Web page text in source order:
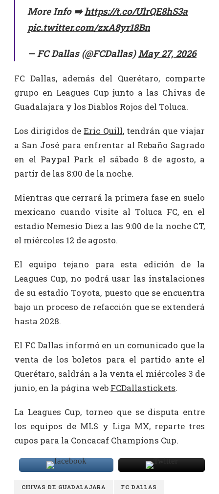
More Info ➡️https://t.co/UlrQE8hS3a
pic.twitter.com/zxA8yr18Bn
— FC Dallas (@FCDallas) May 27, 2026
FC Dallas, además del Querétaro, comparte
grupo en Leagues Cup junto a las Chivas de
Guadalajara y los Diablos Rojos del Toluca.
Los dirigidos deEric Quill, tendrán que viajar
a San José para enfrentar al Rebaño Sagrado
en el Paypal Park el sábado 8 de agosto, a
partir de las 8:00 de la noche.
Mientras que cerrará la primera fase en suelo
mexicano cuando visite al Toluca FC, en el
estadio Nemesio Diez a las 9:00 de la noche CT,
el miércoles 12 de agosto.
El equipo tejano para esta edición de la
Leagues Cup, no podrá usar las instalaciones
de su estadio Toyota, puesto que se encuentra
bajo un proceso de refacción que se extenderá
hasta 2028.
El FC Dallas informó en un comunicado que la
venta de los boletos para el partido ante el
Querétaro, saldrán a la venta el miércoles 3 de
junio, en la página web FCDallastickets.
La Leagues Cup, torneo que se disputa entre
los equipos de MLS y Liga MX, reparte tres
cupos para la Concacaf Champions Cup.
CHIVAS DE GUADALAJARA FC DALLAS